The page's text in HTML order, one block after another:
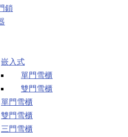
鎖
嵌入式
單門雪櫃
雙門雪櫃
單門雪櫃
雙門雪櫃
三門雪櫃